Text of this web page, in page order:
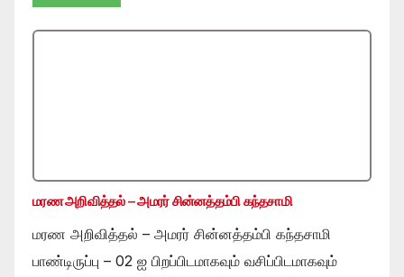
மரண அறிவித்தல் – அமரர் சின்னத்தம்பி கந்தசாமி
மரண அறிவித்தல் – அமரர் சின்னத்தம்பி கந்தசாமி
பாண்டிருப்பு – 02 ஐ பிறப்பிடமாகவும் வசிப்பிடமாகவும்